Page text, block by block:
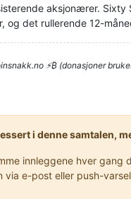
aksjonærer.
og det rullerende 12-
⚡₿ (donasjoner
i denne samtalen,
innleggene hver
via e-post eller push-